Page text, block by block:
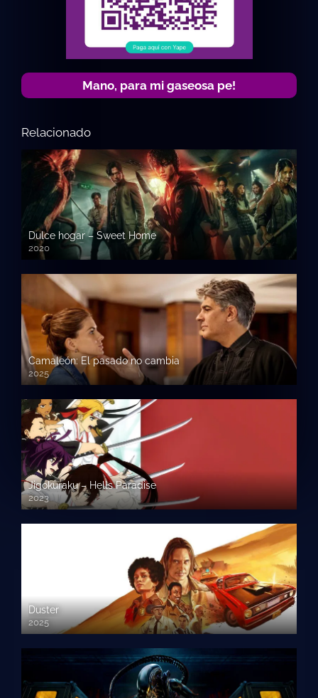
Mano, para mi gaseosa pe!
Relacionado
Dulce hogar – Sweet Home
2020
Camaleón: El pasado no cambia
2025
Jigokuraku – Hells Paradise
2023
Duster
2025